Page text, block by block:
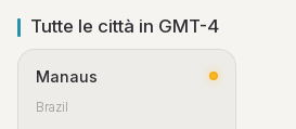
Tutte le città in GMT-4
Manaus
Brazil